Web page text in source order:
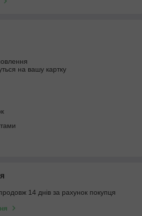
на вашу картку
14 днів за рахунок покупця